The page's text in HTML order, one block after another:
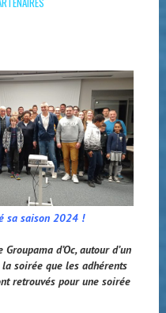
sa saison 2024 !
d’Oc, autour d’un
soirée que les adhérents
retrouvés pour une soirée